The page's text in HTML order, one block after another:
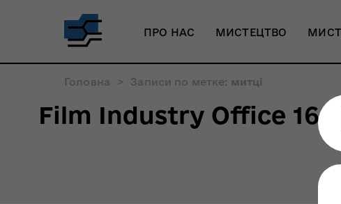
ПРО НАС МИСТЕЦТВО
Головна > Записи по метке: митці
Film Industry Office 16-